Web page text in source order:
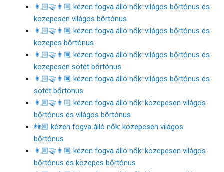
👩🏻‍🤝‍👩🏼 kézen fogva álló nők: világos bőrtónus és
közepesen világos bőrtónus
👩🏻‍🤝‍👩🏽 kézen fogva álló nők: világos bőrtónus és
közepes bőrtónus
👩🏻‍🤝‍👩🏾 kézen fogva álló nők: világos bőrtónus és
közepesen sötét bőrtónus
👩🏻‍🤝‍👩🏿 kézen fogva álló nők: világos bőrtónus és
sötét bőrtónus
👩🏼‍🤝‍👩🏻 kézen fogva álló nők: közepesen világos
bőrtónus és világos bőrtónus
👭🏼 kézen fogva álló nők: közepesen világos
bőrtónus
👩🏼‍🤝‍👩🏽 kézen fogva álló nők: közepesen világos
bőrtónus és közepes bőrtónus